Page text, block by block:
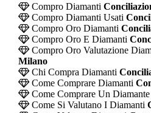
Compro Diamanti
Compro Diamanti Usati
Compro Oro Diamanti
Compro Oro E Diamanti
Compro Oro Valutazione
Milano
Chi Compra Diamanti
Come Comprare Diamanti
Come Comprare Un Diamante
Come Si Valutano I Diamanti